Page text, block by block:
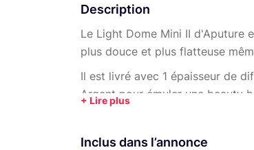
Description
Le Light Dome Mini II d'Aputure
plus douce et plus flatteuse
Il est livré avec 1 épaisseur de
Argent pour émuler une beauty
Inclus dans l’annonce